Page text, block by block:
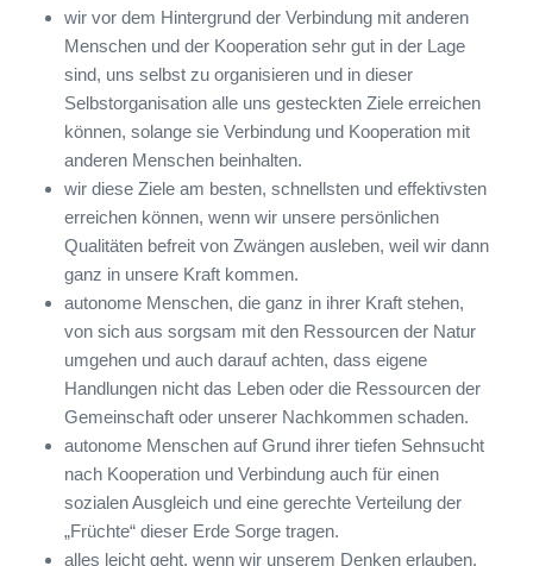
wir vor dem Hintergrund der Verbindung mit anderen
Menschen und der Kooperation sehr gut in der Lage
sind, uns selbst zu organisieren und in dieser
Selbstorganisation alle uns gesteckten Ziele erreichen
können, solange sie Verbindung und Kooperation mit
anderen Menschen beinhalten.
wir diese Ziele am besten, schnellsten und effektivsten
erreichen können, wenn wir unsere persönlichen
Qualitäten befreit von Zwängen ausleben, weil wir dann
ganz in unsere Kraft kommen.
autonome Menschen, die ganz in ihrer Kraft stehen,
von sich aus sorgsam mit den Ressourcen der Natur
umgehen und auch darauf achten, dass eigene
Handlungen nicht das Leben oder die Ressourcen der
Gemeinschaft oder unserer Nachkommen schaden.
autonome Menschen auf Grund ihrer tiefen Sehnsucht
nach Kooperation und Verbindung auch für einen
sozialen Ausgleich und eine gerechte Verteilung der
„Früchte“ dieser Erde Sorge tragen.
alles leicht geht, wenn wir unserem Denken erlauben,